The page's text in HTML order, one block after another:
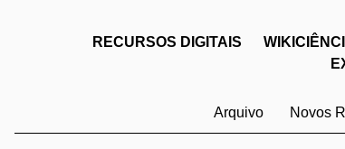
RECURSOS DIGITAIS
Arquivo Novos